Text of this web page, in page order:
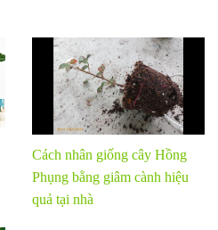
Cách nhân giống cây Hồng
Phụng bằng giâm cành hiệu
quả tại nhà